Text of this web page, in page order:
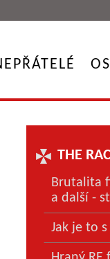
THE
Brutalita
a další -
Jak je to